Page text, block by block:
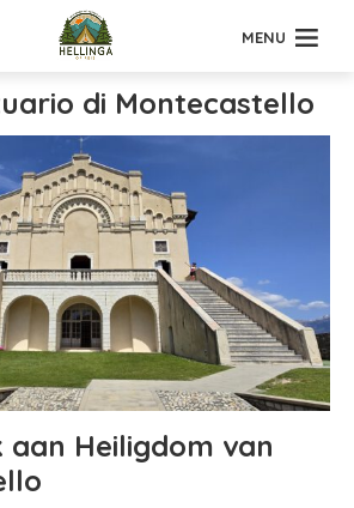
MENU
di Montecastello
aan Heiligdom van